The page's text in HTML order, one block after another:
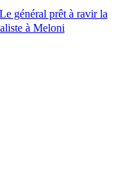
général prêt à ravir la
à Meloni